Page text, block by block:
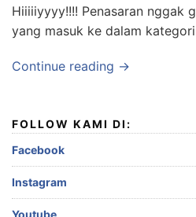
Hiiiiiyyyy!!!! Penasaran nggak
yang masuk ke dalam
Continue reading →
FOLLOW KAMI DI:
Facebook
Instagram
Youtube